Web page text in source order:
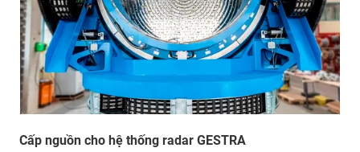
Cấp nguồn cho hệ thống radar GESTRA